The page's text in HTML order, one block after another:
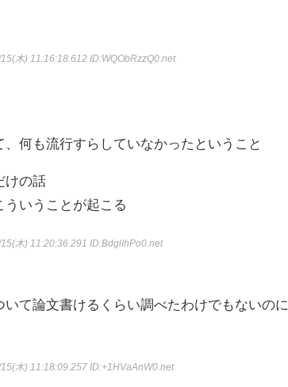
15(木) 11:16:18.612ID:WQObRzzQ0.net
何も流行すらしていなかったということ
けの話
いうことが起こる
15(木) 11:20:36.291ID:BdglIhPo0.net
て論文書けるくらい調べたわけでもないのに
15(木) 11:18:09.257ID:+1HVaAnW0.net